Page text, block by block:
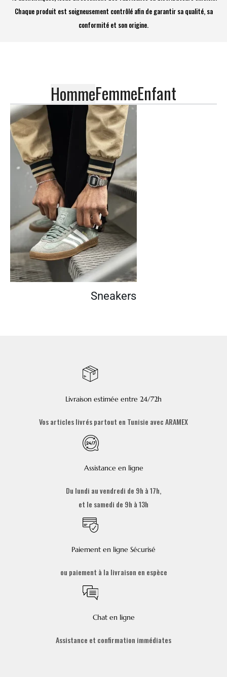
Chaque produit est soigneusement contrôlé afin de garantir sa qualité, sa
conformité et son origine.
HommeFemmeEnfant
Sneakers
Livraison estimée entre 24/72h
Vos articles livrés partout en Tunisie avec ARAMEX
Assistance en ligne
Du lundi au vendredi de 9h à 17h,
et le samedi de 9h à 13h
Paiement en ligne Sécurisé
ou paiement à la livraison en espèce
Chat en ligne
Assistance et confirmation immédiates